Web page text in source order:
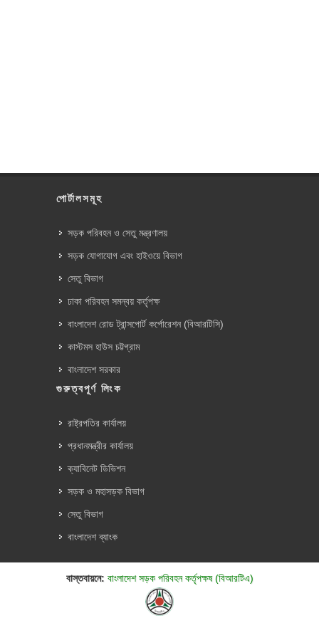
পোর্টালসমূহ
সড়ক পরিবহন ও সেতু মন্ত্রণালয়
সড়ক যোগাযোগ এবং হাইওয়ে বিভাগ
সেতু বিভাগ
ঢাকা পরিবহন সমন্বয় কর্তৃপক্ষ
বাংলাদেশ রোড ট্রান্সপোর্ট কর্পোরেশন (বিআরটিসি)
কাস্টমস হাউস চট্টগ্রাম
বাংলাদেশ সরকার
গুরুত্বপূর্ণ লিংক
রাষ্ট্রপতির কার্যালয়
প্রধানমন্ত্রীর কার্যালয়
ক্যাবিনেট ডিভিশন
সড়ক ও মহাসড়ক বিভাগ
সেতু বিভাগ
বাংলাদেশ ব্যাংক
বাস্তবায়নে: বাংলাদেশ সড়ক পরিবহন কর্তৃপক্ষ (বিআরটিএ)